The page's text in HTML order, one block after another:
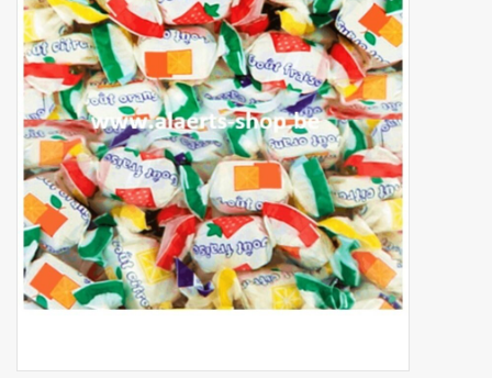
Biscuits apéritifs / Snacks salés
Botanicals
Bonbons pour la bonbonnière
Rouleaux de caisse thermiques
Produits d'hygiène